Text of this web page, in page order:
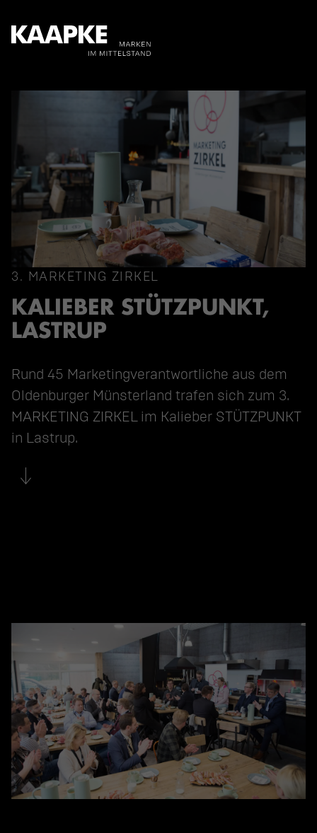
3. MARKETING ZIRKEL
KALIEBER STÜTZPUNKT,
LASTRUP
Rund 45 Marketingverantwortliche aus dem
Oldenburger Münsterland trafen sich zum 3.
MARKETING ZIRKEL im Kalieber STÜTZPUNKT
in Lastrup.